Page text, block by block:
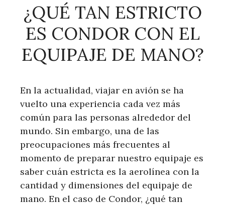
¿QUÉ TAN ESTRICTO
ES CONDOR CON EL
EQUIPAJE DE MANO?
En la actualidad, viajar en avión se ha
vuelto una experiencia cada vez más
común para las personas alrededor del
mundo. Sin embargo, una de las
preocupaciones más frecuentes al
momento de preparar nuestro equipaje es
saber cuán estricta es la aerolínea con la
cantidad y dimensiones del equipaje de
mano. En el caso de Condor, ¿qué tan